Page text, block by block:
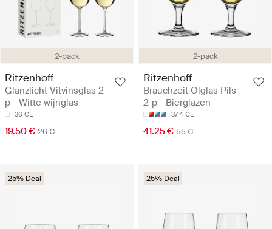
2-pack
Ritzenhoff
Glanzlicht Vitvinsglas 2-
p - Witte wijnglas
36 CL
19.50 € 26 €
2-pack
Ritzenhoff
Brauchzeit Ölglas Pils
2-p - Bierglazen
37.4 CL
41.25 € 55 €
25% Deal 25% Deal